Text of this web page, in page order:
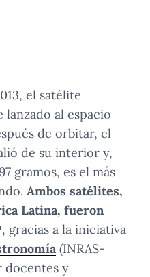
el satélite
lanzado al espacio
de orbitar, el
de su interior y,
gramos, es el más
Ambos satélites,
Latina, fueron
, gracias a la iniciativa
(INRAS-
docentes y